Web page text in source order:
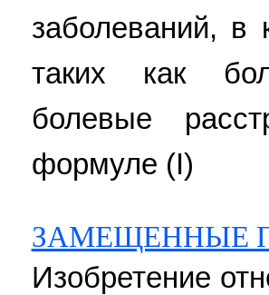
заболеваний, в
таких как
болевые
формуле (I)
ЗАМЕЩЕННЫЕ
Изобретение